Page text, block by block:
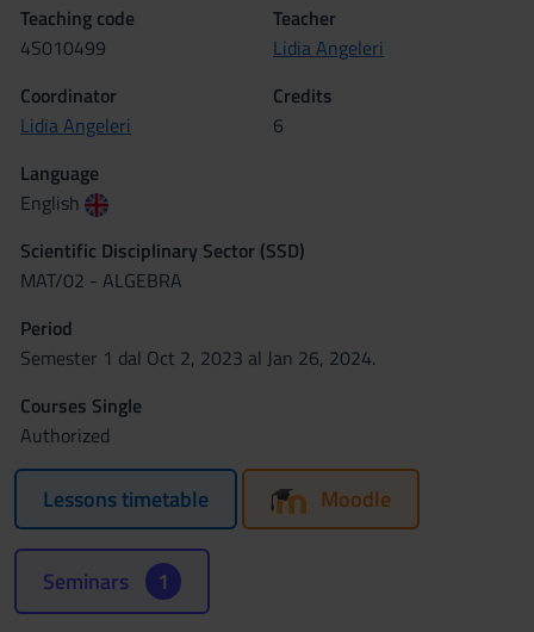
Teaching code
4S010499
Teacher
Lidia Angeleri
Coordinator
Lidia Angeleri
Credits
6
Language
English
Scientific Disciplinary Sector (SSD)
MAT/02 - ALGEBRA
Period
Semester 1 dal Oct 2, 2023 al Jan 26, 2024.
Courses Single
Authorized
Lessons timetable Moodle
Seminars 1